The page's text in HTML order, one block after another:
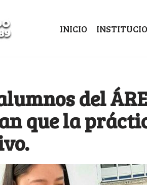
INICIO
del
que la